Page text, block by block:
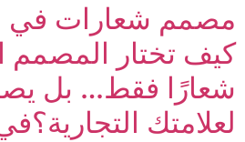
شعارات في
تختار المصمم
فقط… بل يصنع
التجارية؟في 2026